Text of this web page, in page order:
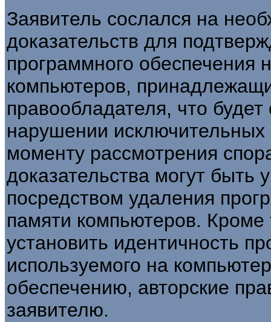
Заявитель сослался на
доказательств для
программного обеспечения
компьютеров,
правообладателя, что будет
нарушении
моменту рассмотрения
доказательства могут
посредством удаления
памяти компьютеров. Кроме
установить идентичность
используемого на
обеспечению, авторские
заявителю.